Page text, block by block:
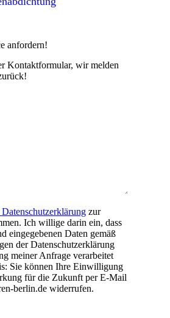
anfordern!
Kontaktformular, wir melden
Datenschutzerklärung zur
Ich willige darin ein, dass
eingegebenen Daten gemäß
der Datenschutzerklärung
meiner Anfrage verarbeitet
Sie können Ihre Einwilligung
für die Zukunft per E-Mail
berlin.de widerrufen.